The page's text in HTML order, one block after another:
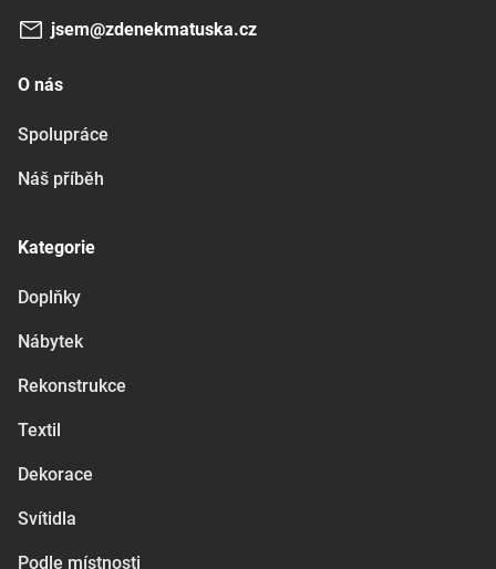
jsem@zdenekmatuska.cz
O nás
Spolupráce
Náš příběh
Kategorie
Doplňky
Nábytek
Rekonstrukce
Textil
Dekorace
Svítidla
Podle místnosti